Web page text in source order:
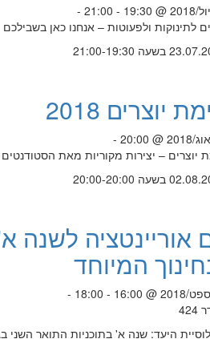
לתינוקות ולפעוטות – אנחנו כאן בשבילכם
בשעה 21:00-19:30
יוצרים 2018
יוצרים – יצירות מקוריות מאת הסטודנטים
בשעה 20:00-20:00
אוריינטציה לשנה
המיוחד
היעד: שנה א' בתוכניות התואר השני